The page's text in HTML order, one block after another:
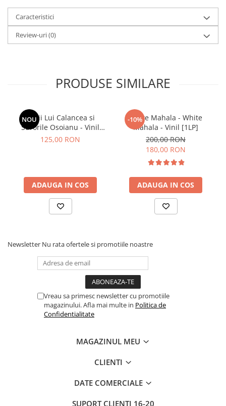
Caracteristici
Review-uri(0)
PRODUSE SIMILARE
NOU
Lupii Lui Calancea si
Surorile Osoianu - Vinil
[1LP]
125,00 RON
ADAUGA IN COS
-10%
White Mahala - White
Mahala - Vinil [1LP]
200,00 RON
180,00 RON
ADAUGA IN COS
Newsletter Nu rata ofertele si promotiile noastre
Vreau sa primesc newsletter cu promotiile
magazinului. Afla mai multe in Politica de
Confidentialitate
MAGAZINUL MEU
CLIENTI
DATE COMERCIALE
SUPORT CLIENTI 16-20